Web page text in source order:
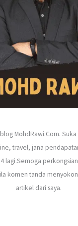
MohdRawi.Com.
travel, jana
lagi.Semoga
komen tanda
artikel dari saya.